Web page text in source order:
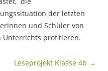
der letzten
und Schüler von
Unterrichts profitieren.
Leseprojekt Klasse 4b →